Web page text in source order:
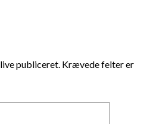
publiceret. Krævede felter er